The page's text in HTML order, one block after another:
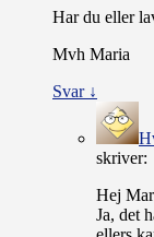
Har du eller
Mvh Maria
Svar ↓
skriver:
Hej
Ja, det